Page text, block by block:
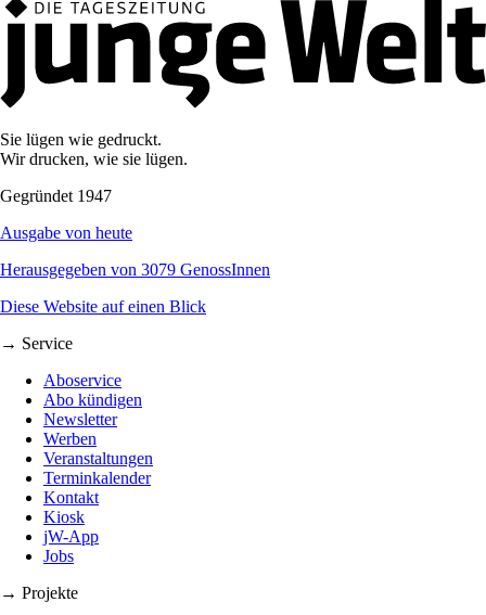
Sie lügen wie gedruckt.
Wir drucken, wie sie lügen.
Gegründet 1947
Ausgabe von heute
Herausgegeben von 3079 GenossInnen
Diese Website auf einen Blick
→ Service
Aboservice
Abo kündigen
Newsletter
Werben
Veranstaltungen
Terminkalender
Kontakt
Kiosk
jW-App
Jobs
→ Projekte